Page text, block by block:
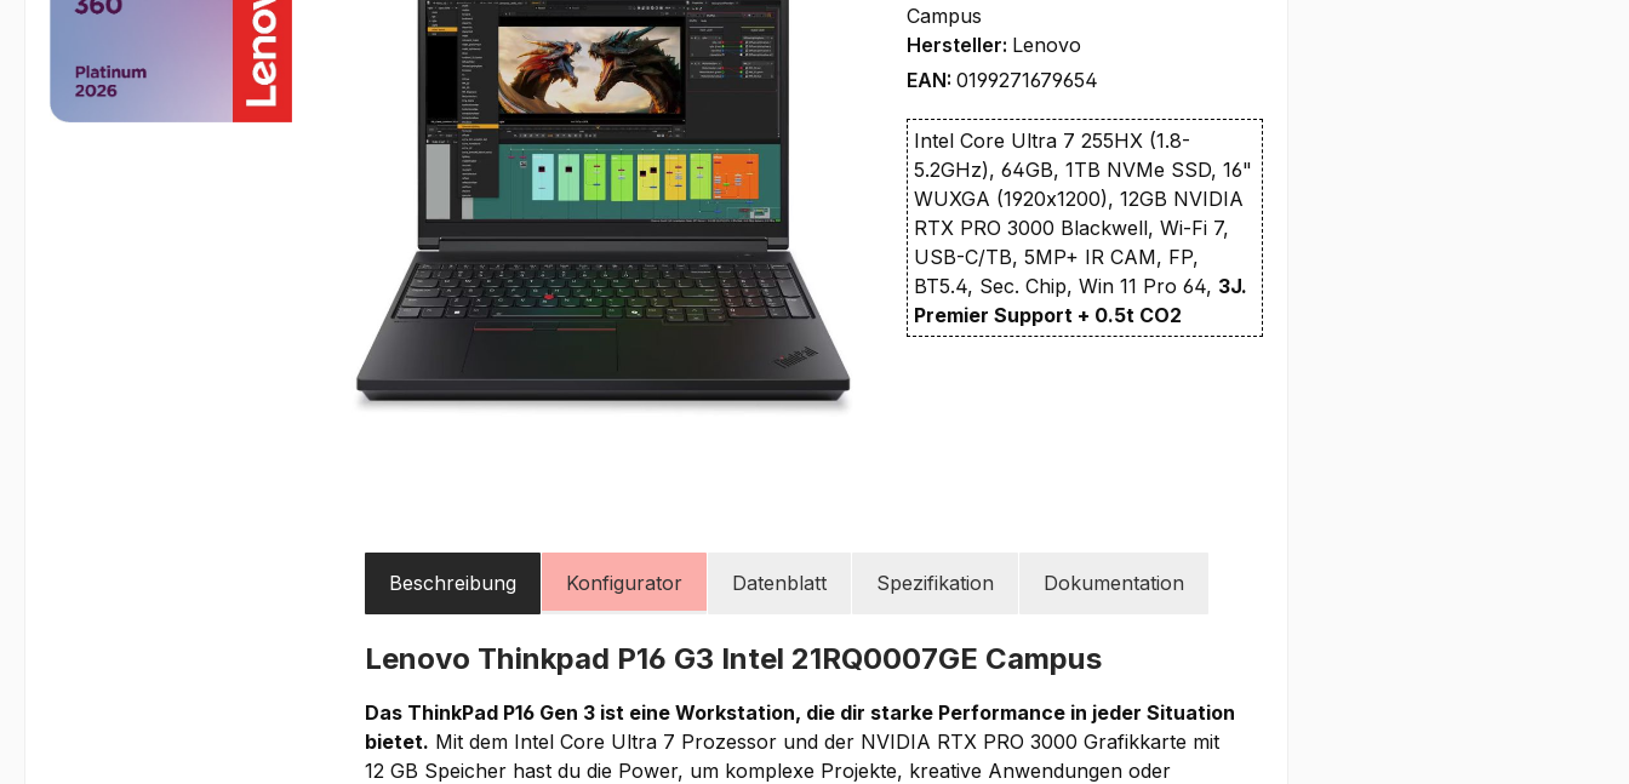
Campus
Hersteller: Lenovo
EAN:0199271679654
Intel Core Ultra 7 255HX (1.8-
5.2GHz), 64GB, 1TB NVMe SSD, 16"
WUXGA (1920x1200), 12GB NVIDIA
RTX PRO 3000 Blackwell, Wi-Fi 7,
USB-C/TB, 5MP+ IR CAM, FP,
BT5.4, Sec. Chip, Win 11 Pro 64, 3J.
Premier Support + 0.5t CO2
Beschreibung Konfigurator Datenblatt Spezifikation Dokumentation
Lenovo Thinkpad P16 G3 Intel 21RQ0007GE Campus
Das ThinkPad P16 Gen 3 ist eine Workstation, die dir starke Performance in jeder Situation
bietet. Mit dem Intel Core Ultra 7 Prozessor und der NVIDIA RTX PRO 3000 Grafikkarte mit
12 GB Speicher hast du die Power, um komplexe Projekte, kreative Anwendungen oder